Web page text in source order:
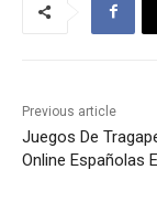
Previous article
Juegos De
Online Españolas